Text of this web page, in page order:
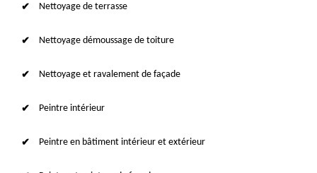
Nettoyage de terrasse
Nettoyage démoussage de toiture
Nettoyage et ravalement de façade
Peintre intérieur
Peintre en bâtiment intérieur et extérieur